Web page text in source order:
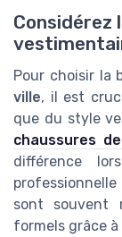
Considérez
Pour choisir la
ville, il est
que du style
chaussures
différence
sont souvent
formels grâce